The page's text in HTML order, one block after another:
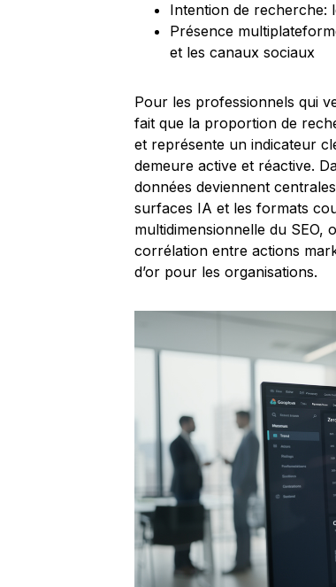
Intention de recherche:
Présence
et les canaux sociaux
Pour les professionnels qui
fait que la proportion de
et représente un indicateur
demeure active et réactive.
données deviennent
surfaces IA et les formats
multidimensionnelle du
corrélation entre actions
d’or pour les organisations.